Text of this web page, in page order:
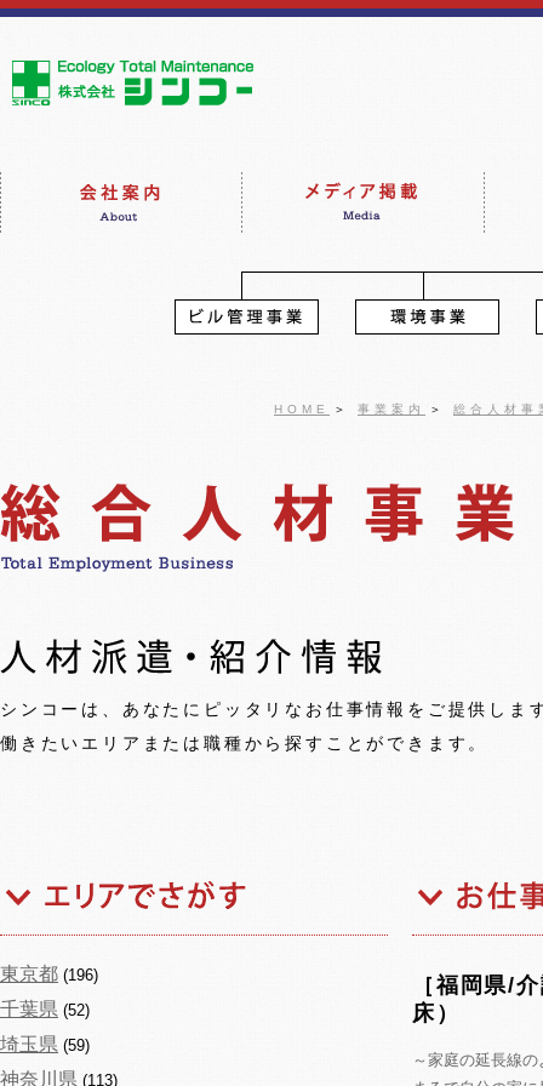
HOME ＞ 事業案内 ＞ 総合人材事
シンコーは、あなたにピッタリなお仕事情報をご提供しま
働きたいエリアまたは職種から探すことができます。
東京都 (196)
千葉県 (52)
埼玉県 (59)
神奈川県 (113)
［福岡県/
床）
～家庭の延長線